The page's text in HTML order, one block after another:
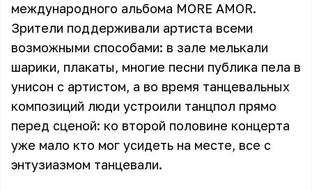
международного альбома MORE AMOR.
Зрители поддерживали артиста всеми
возможными способами: в зале мелькали
шарики, плакаты, многие песни публика пела в
унисон с артистом, а во время танцевальных
композиций люди устроили танцпол прямо
перед сценой: ко второй половине концерта
уже мало кто мог усидеть на месте, все с
энтузиазмом танцевали.